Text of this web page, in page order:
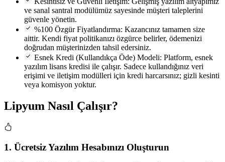
ve sanal santral modülümüz sayesinde müşteri taleplerini
güvenle yönetin.
%100 Özgür Fiyatlandırma: Kazancınız tamamen size
aittir. Kendi fiyat politikanızı özgürce belirler, ödemenizi
doğrudan müşterinizden tahsil edersiniz.
Esnek Kredi (Kullandıkça Öde) Modeli: Platform, esnek
yazılım lisans kredisi ile çalışır. Sadece kullandığınız veri
erişimi ve iletişim modülleri için kredi harcarsınız; gizli kesinti
veya komisyon yoktur.
Lipyum Nasıl Çalışır?
1. Ücretsiz Yazılım Hesabınızı Oluşturun